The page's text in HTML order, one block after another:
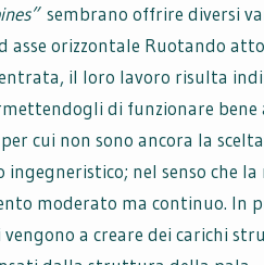
sembrano offrire diversi
asse orizzontale Ruotando
il loro lavoro risulta
di funzionare bene
cui non sono ancora la
nel senso che la
moderato ma continuo. In
a creare dei carichi